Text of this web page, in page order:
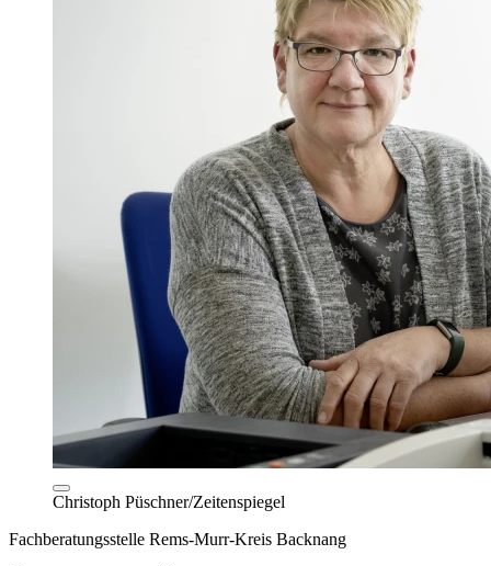
Christoph Püschner/Zeitenspiegel
Fachberatungsstelle Rems-Murr-Kreis Backnang